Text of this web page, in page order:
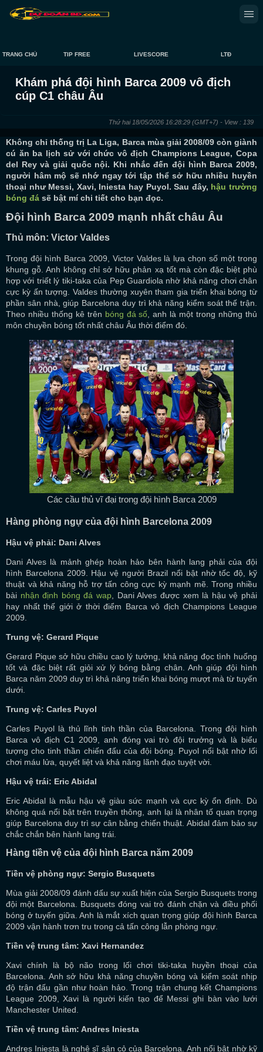
TRANG CHỦ TIP FREE LIVESCORE LTĐ
Khám phá đội hình Barca 2009 vô địch
cúp C1 châu Âu
Thứ hai 18/05/2026 16:28:29 (GMT+7) - View : 139
Không chỉ thống trị La Liga, Barca mùa giải 2008/09 còn giành
cú ăn ba lịch sử với chức vô địch Champions League, Copa
del Rey và giải quốc nội. Khi nhắc đến đội hình Barca 2009,
người hâm mộ sẽ nhớ ngay tới tập thể sở hữu nhiều huyền
thoại như Messi, Xavi, Iniesta hay Puyol. Sau đây, hậu trường
bóng đá sẽ bật mí chi tiết cho bạn đọc.
Đội hình Barca 2009 mạnh nhất châu Âu
Thủ môn: Victor Valdes
Trong đội hình Barca 2009, Victor Valdes là lựa chọn số một trong
khung gỗ. Anh không chỉ sở hữu phản xạ tốt mà còn đặc biệt phù
hợp với triết lý tiki-taka của Pep Guardiola nhờ khả năng chơi chân
cực kỳ ấn tượng. Valdes thường xuyên tham gia triển khai bóng từ
phần sân nhà, giúp Barcelona duy trì khả năng kiểm soát thế trận.
Theo nhiều thống kê trên bóng đá số , anh là một trong những thủ
môn chuyền bóng tốt nhất châu Âu thời điểm đó.
Các cầu thủ vĩ đại trong đội hình Barca 2009
Hàng phòng ngự của đội hình Barcelona 2009
Hậu vệ phải: Dani Alves
Dani Alves là mảnh ghép hoàn hảo bên hành lang phải của đội
hình Barcelona 2009. Hậu vệ người Brazil nổi bật nhờ tốc độ, kỹ
thuật và khả năng hỗ trợ tấn công cực kỳ mạnh mẽ. Trong nhiều
bài nhận định bóng đá wap , Dani Alves được xem là hậu vệ phải
hay nhất thế giới ở thời điểm Barca vô địch Champions League
2009.
Trung vệ: Gerard Pique
Gerard Pique sở hữu chiều cao lý tưởng, khả năng đọc tình huống
tốt và đặc biệt rất giỏi xử lý bóng bằng chân. Anh giúp đội hình
Barca năm 2009 duy trì khả năng triển khai bóng mượt mà từ tuyến
dưới.
Trung vệ: Carles Puyol
Carles Puyol là thủ lĩnh tinh thần của Barcelona. Trong đội hình
Barca vô địch C1 2009, anh đóng vai trò đội trưởng và là biểu
tượng cho tinh thần chiến đấu của đội bóng. Puyol nổi bật nhờ lối
chơi máu lửa, quyết liệt và khả năng lãnh đạo tuyệt vời.
Hậu vệ trái: Eric Abidal
Eric Abidal là mẫu hậu vệ giàu sức mạnh và cực kỳ ổn định. Dù
không quá nổi bật trên truyền thông, anh lại là nhân tố quan trọng
giúp Barcelona duy trì sự cân bằng chiến thuật. Abidal đảm bảo sự
chắc chắn bên hành lang trái.
Hàng tiền vệ của đội hình Barca năm 2009
Tiền vệ phòng ngự: Sergio Busquets
Mùa giải 2008/09 đánh dấu sự xuất hiện của Sergio Busquets trong
đội một Barcelona. Busquets đóng vai trò đánh chặn và điều phối
bóng ở tuyến giữa. Anh là mắt xích quan trọng giúp đội hình Barca
2009 vận hành trơn tru trong cả tấn công lẫn phòng ngự.
Tiền vệ trung tâm: Xavi Hernandez
Xavi chính là bộ não trong lối chơi tiki-taka huyền thoại của
Barcelona. Anh sở hữu khả năng chuyền bóng và kiểm soát nhịp
độ trận đấu gần như hoàn hảo. Trong trận chung kết Champions
League 2009, Xavi là người kiến tạo để Messi ghi bàn vào lưới
Manchester United.
Tiền vệ trung tâm: Andres Iniesta
Andres Iniesta là nghệ sĩ sân cỏ của Barcelona. Anh nổi bật nhờ kỹ